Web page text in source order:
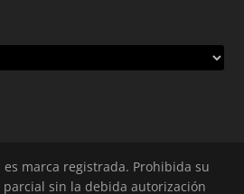
marca registrada. Prohibida su
sin la debida autorización